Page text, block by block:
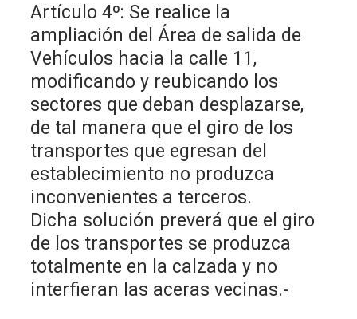
Artículo 4º: Se realice la
ampliación del Área de salida de
Vehículos hacia la calle 11,
modificando y reubicando los
sectores que deban desplazarse,
de tal manera que el giro de los
transportes que egresan del
establecimiento no produzca
inconvenientes a terceros.
Dicha solución preverá que el giro
de los transportes se produzca
totalmente en la calzada y no
interfieran las aceras vecinas.-